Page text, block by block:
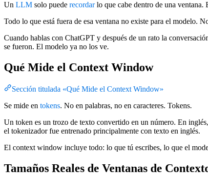
Un LLM solo puede recordarlo que cabe dentro de una ventana.
Todo lo que está fuera de esa ventana no existe para el modelo.
Cuando hablas con ChatGPT y después de un rato la
se fueron. El modelo ya no los ve.
Qué Mide el Context Window
Sección titulada «Qué Mide el Context Window»
Se mide en tokens. No en palabras, no en caracteres. Tokens.
Un token es un trozo de texto convertido en un número. En
el tokenizador fue entrenado principalmente con texto en inglés.
El context window incluye todo: lo que tú escribes, lo que el
Tamaños Reales de Ventanas de